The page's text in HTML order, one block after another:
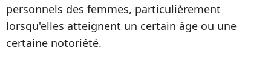
personnels des femmes, particulièrement
lorsqu'elles atteignent un certain âge ou une
certaine notoriété.